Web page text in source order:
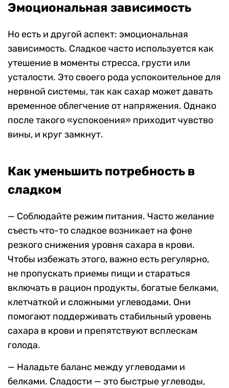
Эмоциональная зависимость
Но есть и другой аспект: эмоциональная
зависимость. Сладкое часто используется как
утешение в моменты стресса, грусти или
усталости. Это своего рода успокоительное для
нервной системы, так как сахар может давать
временное облегчение от напряжения. Однако
после такого «успокоения» приходит чувство
вины, и круг замкнут.
Как уменьшить потребность в
сладком
— Соблюдайте режим питания. Часто желание
съесть что-то сладкое возникает на фоне
резкого снижения уровня сахара в крови.
Чтобы избежать этого, важно есть регулярно,
не пропускать приемы пищи и стараться
включать в рацион продукты, богатые белками,
клетчаткой и сложными углеводами. Они
помогают поддерживать стабильный уровень
сахара в крови и препятствуют всплескам
голода.
— Наладьте баланс между углеводами и
белками. Сладости — это быстрые углеводы,